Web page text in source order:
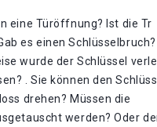
eine Türöffnung? Ist die Tr
es einen Schlüsselbruch?
wurde der Schlüssel
. Sie können den
drehen? Müssen die
werden? Oder